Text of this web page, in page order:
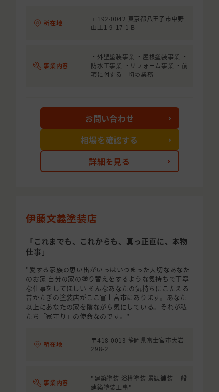
所在地
〒192-0042 東京都八王子市中野
山王1-9-17 1-B
事業内容
・外壁塗装事業 ・屋根塗装事業 ・
防水工事業 ・リフォーム事業 ・前
項に付する一切の業務
詳細を見る
お問い合わせ
相場を確認する
伊藤文義塗装店
「これまでも、これからも、真っ正直に、本物
仕事」
"愛する家族の思い出がいっぱいつまった大切なあなた
のお家 自分の家の塗り替えをするような気持ちで丁寧
な仕事をしてほしい そんなあなたの気持ちにこたえる
昔かたぎの塗装店がここ富士宮市にあります。あなた
以上にあなたの家を陰ながら気にしている。それが私
たち「家守り」の使命なのです。"
所在地
〒418-0013 静岡県富士宮市大岩
298-2
事業内容
"建築塗装 浴槽塗装 景観舗装 一般
建築塗装工事"